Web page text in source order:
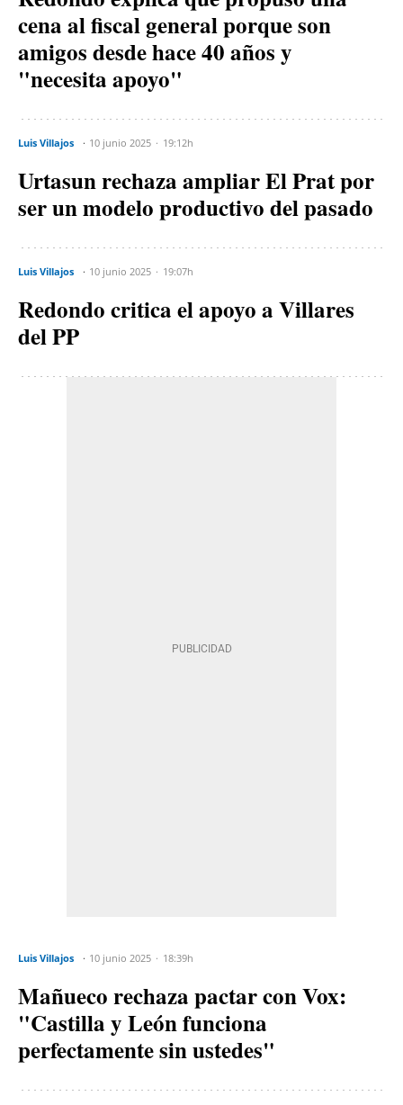
cena al fiscal general porque son
amigos desde hace 40 años y
"necesita apoyo"
Luis Villajos 10 junio 2025 19:12h
Urtasun rechaza ampliar El Prat por
ser un modelo productivo del pasado
Luis Villajos 10 junio 2025 19:07h
Redondo critica el apoyo a Villares
del PP
Luis Villajos 10 junio 2025 18:39h
Mañueco rechaza pactar con Vox:
"Castilla y León funciona
perfectamente sin ustedes"